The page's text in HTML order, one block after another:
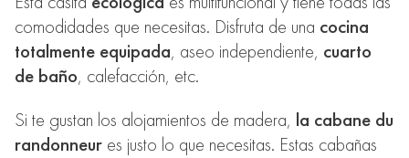
comodidades que necesitas. Disfruta de una cocina
totalmente equipada, aseo independiente, cuarto
de baño, calefacción, etc.
Si te gustan los alojamientos de madera, la cabane du
randonneur es justo lo que necesitas. Estas cabañas